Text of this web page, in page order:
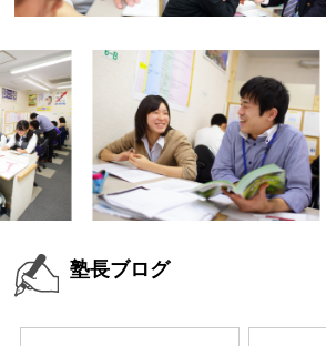
塾長ブログ